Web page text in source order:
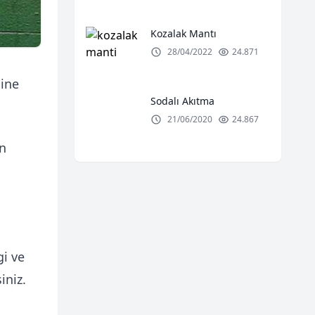
ve
Kozalak Mantı
28/04/2022 24.871
Sodalı Akıtma
21/06/2020 24.867